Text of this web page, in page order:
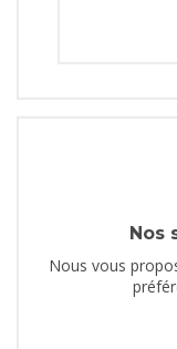
Nos
Nous vous